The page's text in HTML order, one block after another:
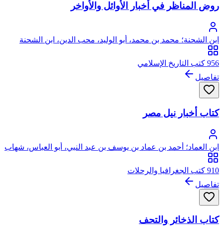
روض المناظر في أخبار الأوائل والأواخر
ابن الشحنة؛ محمد بن محمد، أبو الوليد، محب الدين، ابن الشحنة
الحلبي
956 كتب التاريخ الإسلامي
تفاصيل
كتاب أخبار نيل مصر
ابن العماد؛ أحمد بن عماد بن يوسف بن عبد النبي، أبو العباس، شهاب
الدين الأقفهسي ثم القاهري
910 كتب الجغرافيا والرحلات
تفاصيل
كتاب الذخائر والتحف